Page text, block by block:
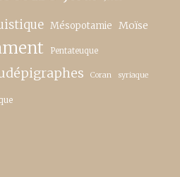
Mésopotamie Moïse
Pentateuque
Coran syriaque